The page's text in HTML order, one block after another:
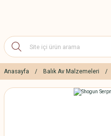
Anasayfa Balık Av Malzemeleri